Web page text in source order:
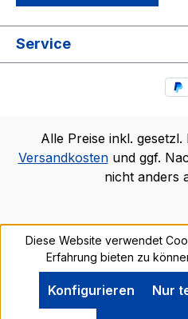
Service
Alle Preise inkl.
Versandkostenund ggf.
nicht anders
Diese Website verwendet
Erfahrung bieten zu
Nur
Konfigurieren